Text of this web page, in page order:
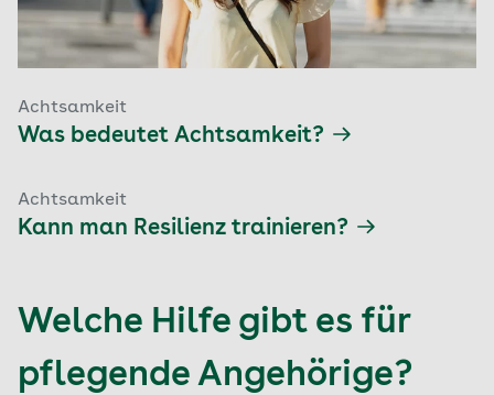
Achtsamkeit
Was bedeutet Achtsamkeit?
Achtsamkeit
Kann man Resilienz trainieren?
Welche Hilfe gibt es für
pflegende Angehörige?